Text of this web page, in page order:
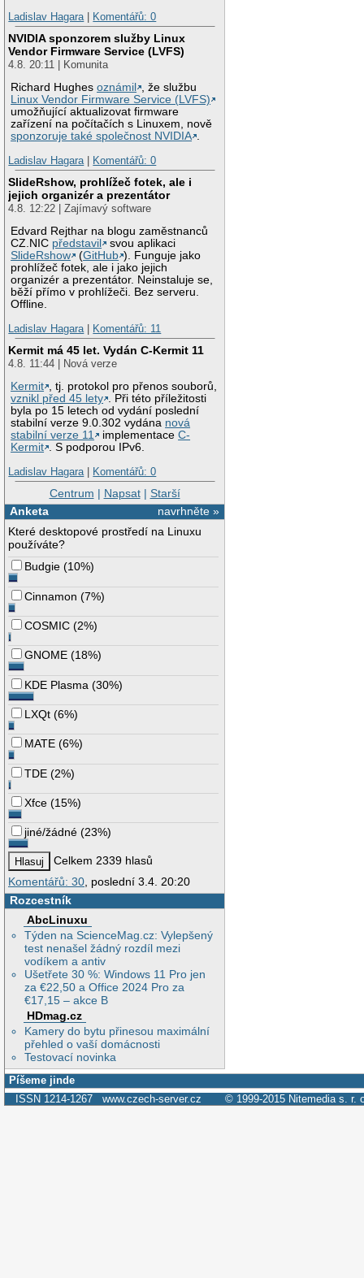
Ladislav Hagara| Komentářů: 0
NVIDIA sponzorem služby Linux
Vendor Firmware Service (LVFS)
4.8. 20:11 | Komunita
Richard Hughesoznámil
, že službu
Linux Vendor Firmware Service (LVFS)
umožňující aktualizovat firmware
zařízení na počítačích s Linuxem, nově
sponzoruje také společnost NVIDIA .
Ladislav Hagara| Komentářů: 0
SlideRshow, prohlížeč fotek, ale i
jejich organizér a prezentátor
4.8. 12:22 | Zajímavý software
Edvard Rejthar na blogu zaměstnanců
CZ.NIC představil
svou aplikaci
SlideRshow
(GitHub ). Funguje jako
prohlížeč fotek, ale i jako jejich
organizér a prezentátor. Neinstaluje se,
běží přímo v prohlížeči. Bez serveru.
Offline.
Ladislav Hagara| Komentářů: 11
Kermit má 45 let. Vydán C-Kermit 11
4.8. 11:44 | Nová verze
Kermit , tj. protokol pro přenos souborů,
vznikl před 45 lety . Při této příležitosti
byla po 15 letech od vydání poslední
stabilní verze 9.0.302 vydána nová
stabilní verze 11
implementaceC-
Kermit . S podporou IPv6.
Ladislav Hagara| Komentářů: 0
Centrum | Napsat| Starší
navrhněte »
Anketa
Které desktopové prostředí na Linuxu
používáte?
Budgie (10%)
Cinnamon (7%)
COSMIC (2%)
GNOME (18%)
KDE Plasma (30%)
LXQt (6%)
MATE (6%)
TDE (2%)
Xfce (15%)
jiné/žádné (23%)
Celkem 2339 hlasů
Komentářů: 30 , poslední 3.4. 20:20
Rozcestník
AbcLinuxu
Týden na ScienceMag.cz: Vylepšený
test nenašel žádný rozdíl mezi
vodíkem a antiv
Ušetřete 30 %: Windows 11 Pro jen
za €22,50 a Office 2024 Pro za
€17,15 – akce B
HDmag.cz
Kamery do bytu přinesou maximální
přehled o vaší domácnosti
Testovací novinka
Píšeme jinde
ISSN 1214-1267 www.czech-server.cz © 1999-2015 Nitemedia s. r.